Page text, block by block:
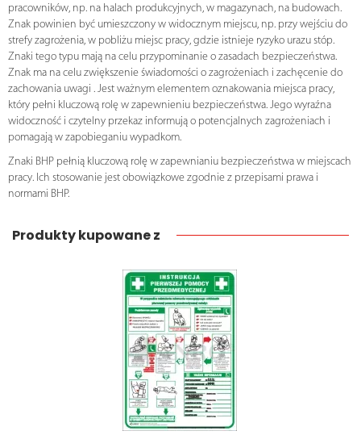
pracowników, np. na halach produkcyjnych, w magazynach, na budowach.
Znak powinien być umieszczony w widocznym miejscu, np. przy wejściu do
strefy zagrożenia, w pobliżu miejsc pracy, gdzie istnieje ryzyko urazu stóp.
Znaki tego typu mają na celu przypominanie o zasadach bezpieczeństwa.
Znak ma na celu zwiększenie świadomości o zagrożeniach i zachęcenie do
zachowania uwagi . Jest ważnym elementem oznakowania miejsca pracy,
który pełni kluczową rolę w zapewnieniu bezpieczeństwa. Jego wyraźna
widoczność i czytelny przekaz informują o potencjalnych zagrożeniach i
pomagają w zapobieganiu wypadkom.
Znaki BHP pełnią kluczową rolę w zapewnianiu bezpieczeństwa w miejscach
pracy. Ich stosowanie jest obowiązkowe zgodnie z przepisami prawa i
normami BHP.
Produkty kupowane z